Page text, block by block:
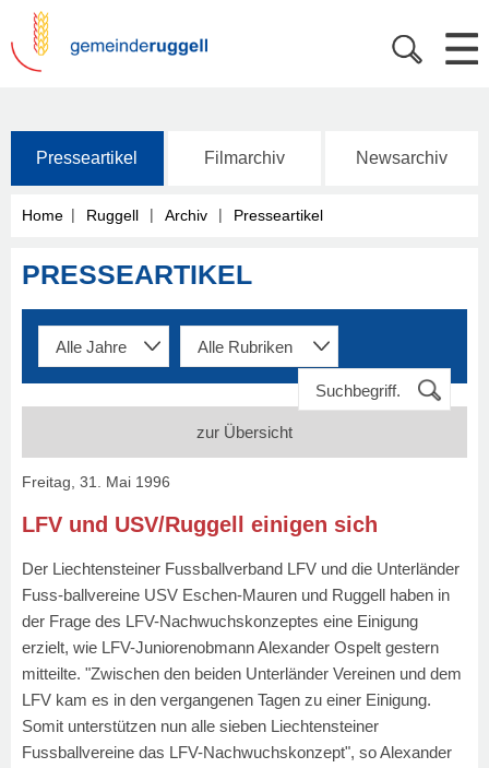
Presseartikel Filmarchiv Newsarchiv
Home | Ruggell | Archiv | Presseartikel
PRESSEARTIKEL
zur Übersicht
Freitag, 31. Mai 1996
LFV und USV/Ruggell einigen sich
Der Liechtensteiner Fussballverband LFV und die Unterländer
Fuss-ballvereine USV Eschen-Mauren und Ruggell haben in
der Frage des LFV-Nachwuchskonzeptes eine Einigung
erzielt, wie LFV-Juniorenobmann Alexander Ospelt gestern
mitteilte. "Zwischen den beiden Unterländer Vereinen und dem
LFV kam es in den vergangenen Tagen zu einer Einigung.
Somit unterstützen nun alle sieben Liechtensteiner
Fussballvereine das LFV-Nachwuchskonzept", so Alexander